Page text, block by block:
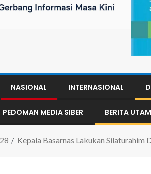
NASIONAL INTERNASIONAL
PEDOMAN MEDIA SIBER BERITA
28 Kepala Basarnas Lakukan Silaturahim